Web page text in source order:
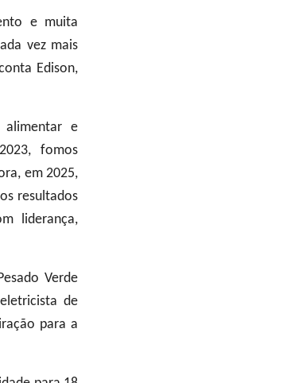
e muita
vez mais
Edison,
alimentar e
fomos
em 2025,
resultados
liderança,
Verde
de
para a